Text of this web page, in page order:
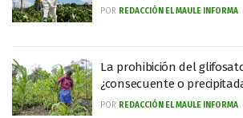
POR REDACCIÓN EL MAULE INFORMA
La prohibición del
¿consecuente o
POR REDACCIÓN EL MAULE INFORMA